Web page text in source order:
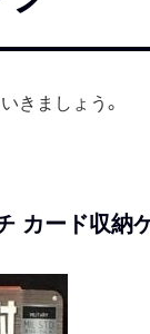
きましょう。
カード収納